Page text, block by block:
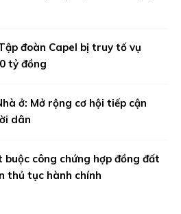
đoàn Capel bị truy tố vụ
tỷ đồng
ở: Mở rộng cơ hội tiếp cận
dân
công chứng hợp đồng đất
thủ tục hành chính